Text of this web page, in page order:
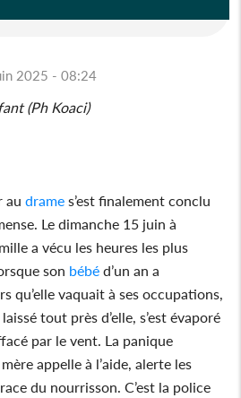
2025 - 08:24
(Ph Koaci)
audrame s’est finalement conclu
Le dimanche 15 juin à
a vécu les heures les plus
son bébé d’un an a
qu’elle vaquait à ses occupations,
tout près d’elle, s’est évaporé
par le vent. La panique
appelle à l’aide, alerte les
du nourrisson. C’est la police